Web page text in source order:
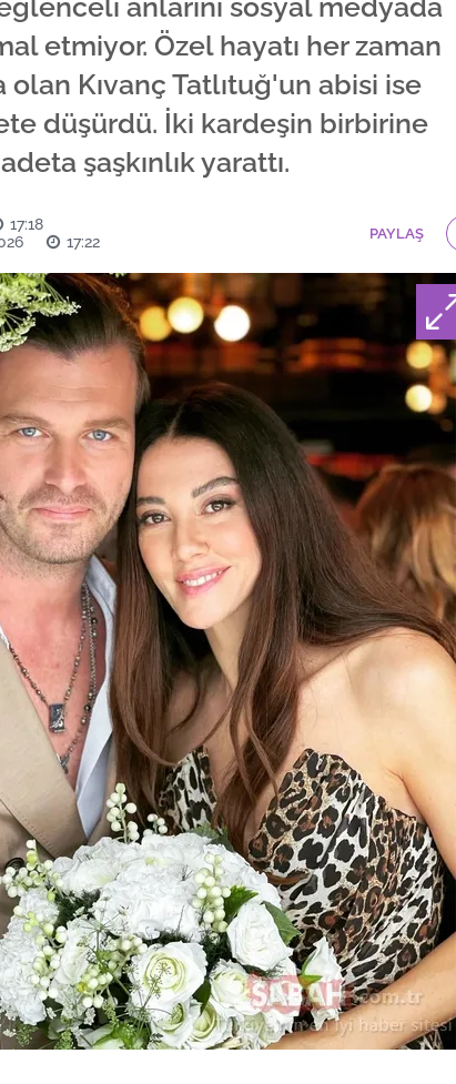
anlarını sosyal medyada
etmiyor. Özel hayatı her zaman
olan Kıvanç Tatlıtuğ'un abisi ise
düşürdü. İki kardeşin birbirine
şaşkınlık yarattı.
17:18
17:22 PAYLAŞ